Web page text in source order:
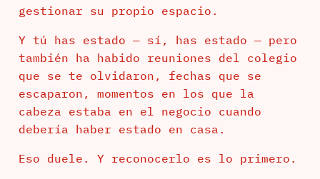
gestionar su propio espacio.
Y tú has estado — sí, has estado — pero
también ha habido reuniones del colegio
que se te olvidaron, fechas que se
escaparon, momentos en los que la
cabeza estaba en el negocio cuando
debería haber estado en casa.
Eso duele. Y reconocerlo es lo primero.